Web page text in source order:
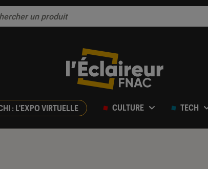
: L'EXPO VIRTUELLE CULTURE TECH